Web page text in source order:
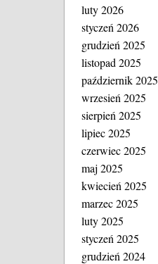
luty 2026
styczeń 2026
grudzień 2025
listopad 2025
październik 2025
wrzesień 2025
sierpień 2025
lipiec 2025
czerwiec 2025
maj 2025
kwiecień 2025
marzec 2025
luty 2025
styczeń 2025
grudzień 2024